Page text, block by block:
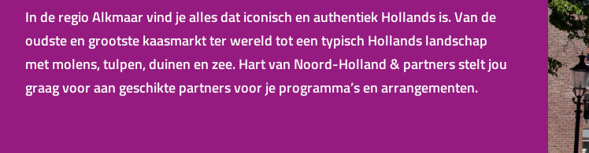
In de regio Alkmaar vind je alles dat iconisch en authentiek Hollands is. Van de
oudste en grootste kaasmarkt ter wereld tot een typisch Hollands landschap
met molens, tulpen, duinen en zee. Hart van Noord-Holland & partners stelt jou
graag voor aan geschikte partners voor je programma’s en arrangementen.